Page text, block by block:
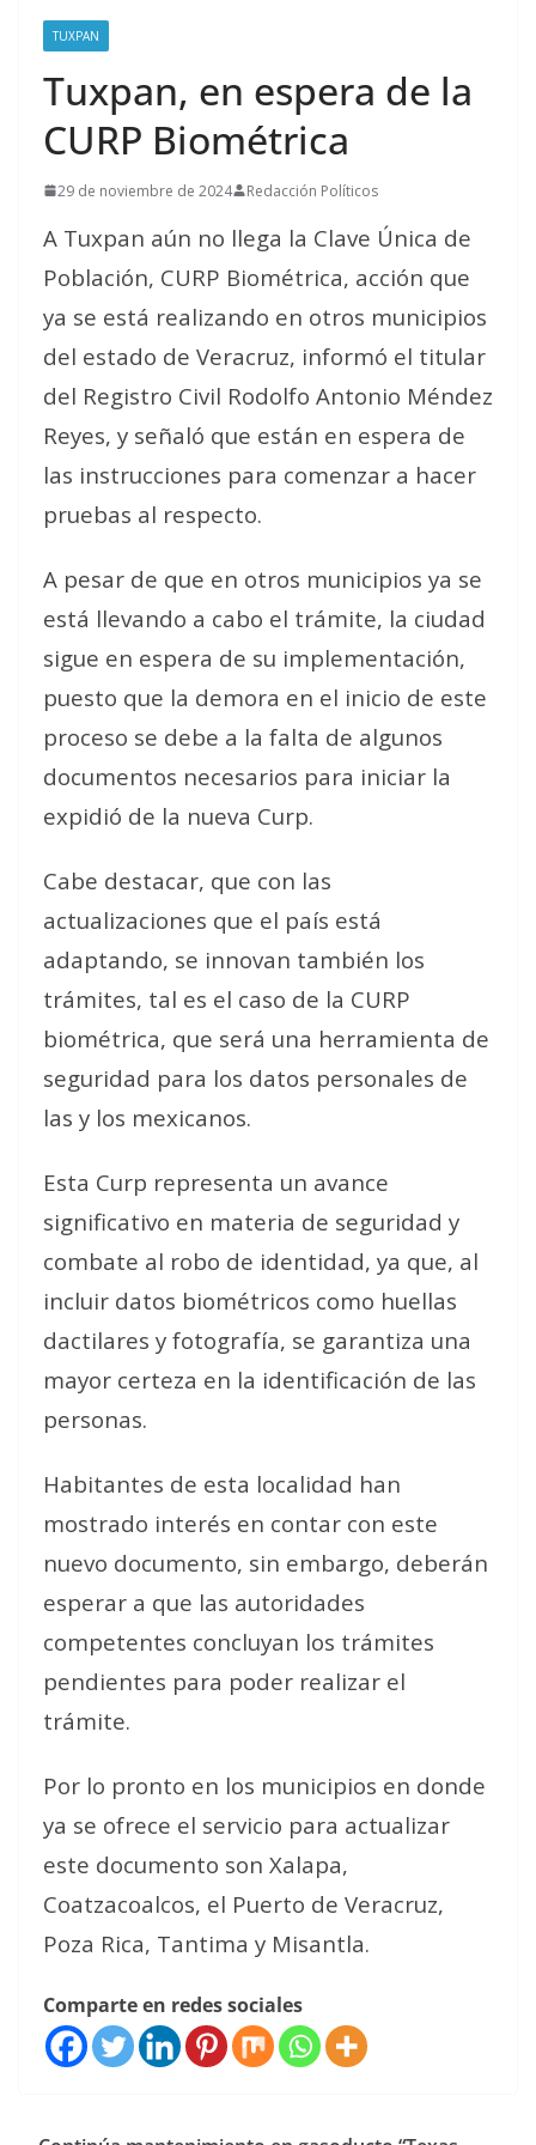
TUXPAN
Tuxpan, en espera de la
CURP Biométrica
29 de noviembre de 2024 Redacción Políticos
A Tuxpan aún no llega la Clave Única de
Población, CURP Biométrica, acción que
ya se está realizando en otros municipios
del estado de Veracruz, informó el titular
del Registro Civil Rodolfo Antonio Méndez
Reyes, y señaló que están en espera de
las instrucciones para comenzar a hacer
pruebas al respecto.
A pesar de que en otros municipios ya se
está llevando a cabo el trámite, la ciudad
sigue en espera de su implementación,
puesto que la demora en el inicio de este
proceso se debe a la falta de algunos
documentos necesarios para iniciar la
expidió de la nueva Curp.
Cabe destacar, que con las
actualizaciones que el país está
adaptando, se innovan también los
trámites, tal es el caso de la CURP
biométrica, que será una herramienta de
seguridad para los datos personales de
las y los mexicanos.
Esta Curp representa un avance
significativo en materia de seguridad y
combate al robo de identidad, ya que, al
incluir datos biométricos como huellas
dactilares y fotografía, se garantiza una
mayor certeza en la identificación de las
personas.
Habitantes de esta localidad han
mostrado interés en contar con este
nuevo documento, sin embargo, deberán
esperar a que las autoridades
competentes concluyan los trámites
pendientes para poder realizar el
trámite.
Por lo pronto en los municipios en donde
ya se ofrece el servicio para actualizar
este documento son Xalapa,
Coatzacoalcos, el Puerto de Veracruz,
Poza Rica, Tantima y Misantla.
Comparte en redes sociales